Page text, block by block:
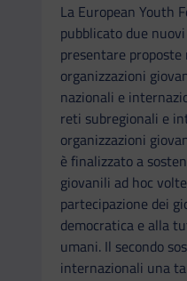
La European Youth
pubblicato due
presentare
organizzazioni
nazionali e
reti subregionali e
organizzazioni
è finalizzato a
giovanili ad hoc
partecipazione dei
democratica e alla
umani. Il secondo
internazionali una